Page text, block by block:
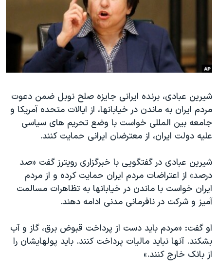
حقوق شهروندی
اقتصادی
علم و فناوری
گالری عکس
آرشیو پخش زنده
انتخابات ریاست جمهوری آمریکا ۲۰۲۴
حمله جمهوری اسلامی به اسرائیل
رمز مهسا
اعتراضات زن، زندگی، آزادی
مجموعه مستندهای دادخواهی
تریبونال مردمی آبان ۹۸
چهل سال گروگان‌گیری
قانون شفافیت دارائی کادر رهبری ایران
اعتراضات مردمی آبان ۹۸
نرگس محمدی برنده جایزه نوبل صلح
همایش محافظه‌کاران آمریکا «سی‌پک»
زبانهای مختلف
شیرین عبادی، برنده ایرانی جایزه صلح نوبل ضمن دعوت
مردم ایران به ماندن در خیابانها، از ایالات متحده آمریکا و
جامعه بین المللی خواست با وضع تحریم های سیاسی
علیه دولت ایران، از معترضان ایرانی حمایت کنند.
شیرین عبادی در گفتگویی با خبرگزاری رویترز گفت «صد
درصد» از اعتراضات مردم ایران حمایت کرده و از مردم
ایران خواست با ماندن در خیابانها به تظاهرات مسالمت
آمیز و شرکت در نافرمانی مدنی ادامه دهند.
او گفت: «مردم باید دست از پرداخت قبوض برق، گاز و آب
بشکند. آنها نباید مالیات پرداخت کنند. باید پولهایشان را
از بانک خارج کنند.»